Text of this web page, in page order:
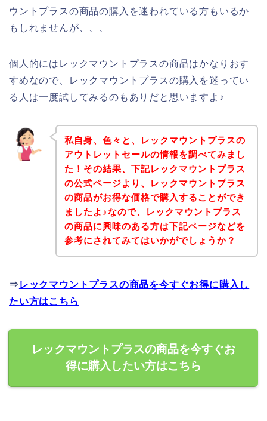
ウントプラスの商品の購入を迷われている方もいるか
もしれませんが、、、
個人的にはレックマウントプラスの商品はかなりおす
すめなので、レックマウントプラスの購入を迷ってい
る人は一度試してみるのもありだと思いますよ♪
私自身、色々と、レックマウントプラスの
アウトレットセールの情報を調べてみまし
た！その結果、下記レックマウントプラス
の公式ページより、レックマウントプラス
の商品がお得な価格で購入することができ
ましたよ♪なので、レックマウントプラス
の商品に興味のある方は下記ページなどを
参考にされてみてはいかがでしょうか？
⇒ レックマウントプラスの商品を今すぐお得に購入し
たい方はこちら
レックマウントプラスの商品を今すぐお
得に購入したい方はこちら